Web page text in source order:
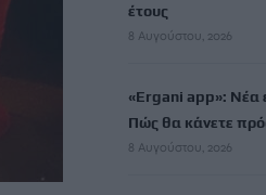
έτους
8 Αυγούστου, 2026
«Ergani app»: Νέα
Πώς θα κάνετε
8 Αυγούστου, 2026